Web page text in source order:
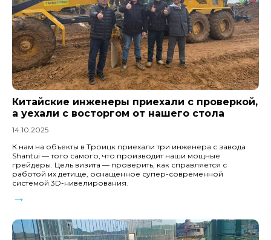
Китайские инженеры приехали с проверкой,
а уехали с восторгом от нашего стола
14.10.2025
К нам на объекты в Троицк приехали три инженера с завода
Shantui — того самого, что производит наши мощные
грейдеры. Цель визита — проверить, как справляется с
работой их детище, оснащенное супер-современной
системой 3D-нивелирования.
→